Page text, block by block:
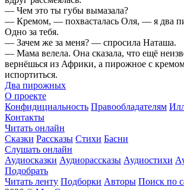
— Чем это ты губы вымазала?
— Кремом, — похвасталась Оля, — я два
Одно за тебя.
— Зачем же за меня? — спросила Наташа.
— Мама велела. Она сказала, что ещё
вернёшься из Африки, а пирожное с
испортиться.
Два пирожных
О проекте
Конфидициальность Правообладателям
Контакты
Читать онлайн
Сказки Рассказы Стихи Басни
Слушать онлайн
Аудиосказки Аудиорассказы Аудиостихи
Подобрать
Читать ленту Подборки Авторы Поиск по